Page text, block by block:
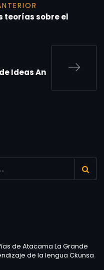
teorías sobre el
Ideas An
de Atacama La Grande
de la lengua Ckunsa